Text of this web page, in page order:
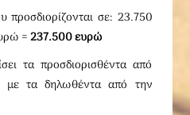
προσδιορίζονται σε: 23.750
=237.500 ευρώ
τα προσδιορισθέντα από
με τα δηλωθέντα από την